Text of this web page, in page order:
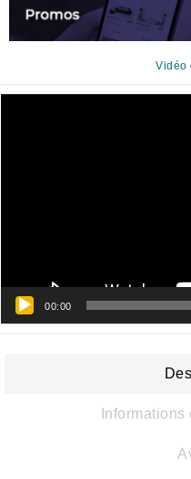
Vidéo
00:00